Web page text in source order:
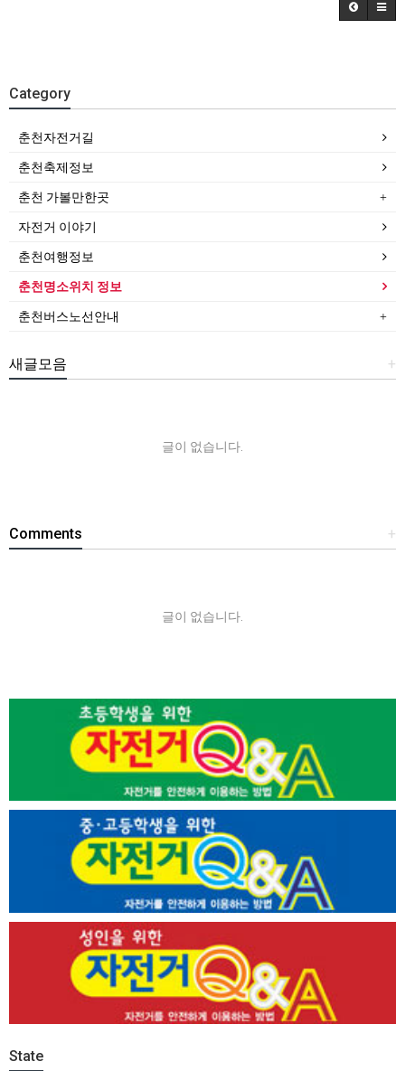
Category
춘천자전거길
춘천축제정보
춘천 가볼만한곳
자전거 이야기
춘천여행정보
춘천명소위치 정보
춘천버스노선안내
+
새글모음
글이 없습니다.
+
Comments
글이 없습니다.
State